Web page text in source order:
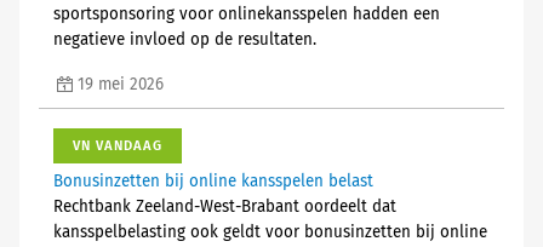
sportsponsoring voor onlinekansspelen hadden een
negatieve invloed op de resultaten.
19 mei 2026
VN VANDAAG
Bonusinzetten bij online kansspelen belast
Rechtbank Zeeland-West-Brabant oordeelt dat
kansspelbelasting ook geldt voor bonusinzetten bij online